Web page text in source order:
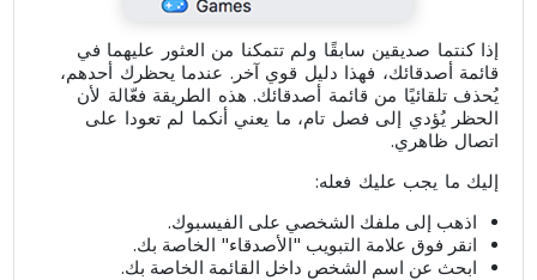
إذا كنتما صديقين سابقًا ولم تتمكنا من العثور عليهما في
قائمة أصدقائك، فهذا دليل قوي آخر. عندما يحظرك أحدهم،
يُحذف تلقائيًا من قائمة أصدقائك. هذه الطريقة فعّالة لأن
الحظر يُؤدي إلى فصل تام، ما يعني أنكما لم تعودا على
اتصال ظاهري.
إليك ما يجب عليك فعله:
اذهب إلى ملفك الشخصي على الفيسبوك.
انقر فوق علامة التبويب "الأصدقاء" الخاصة بك.
ابحث عن اسم الشخص داخل القائمة الخاصة بك.